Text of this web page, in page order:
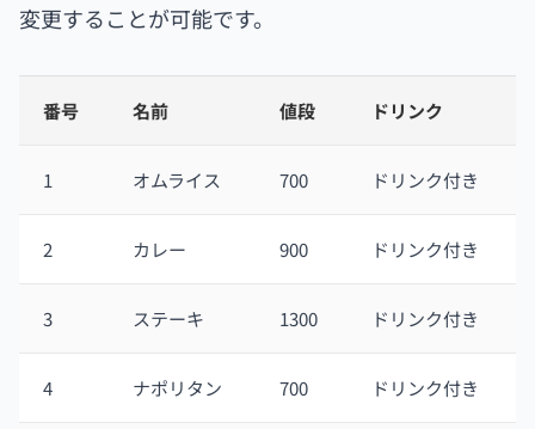
変更することが可能です。
番号 名前 値段 ドリンク
1 オムライス 700 ドリンク付き
2 カレー 900 ドリンク付き
3 ステーキ 1300 ドリンク付き
4 ナポリタン 700 ドリンク付き